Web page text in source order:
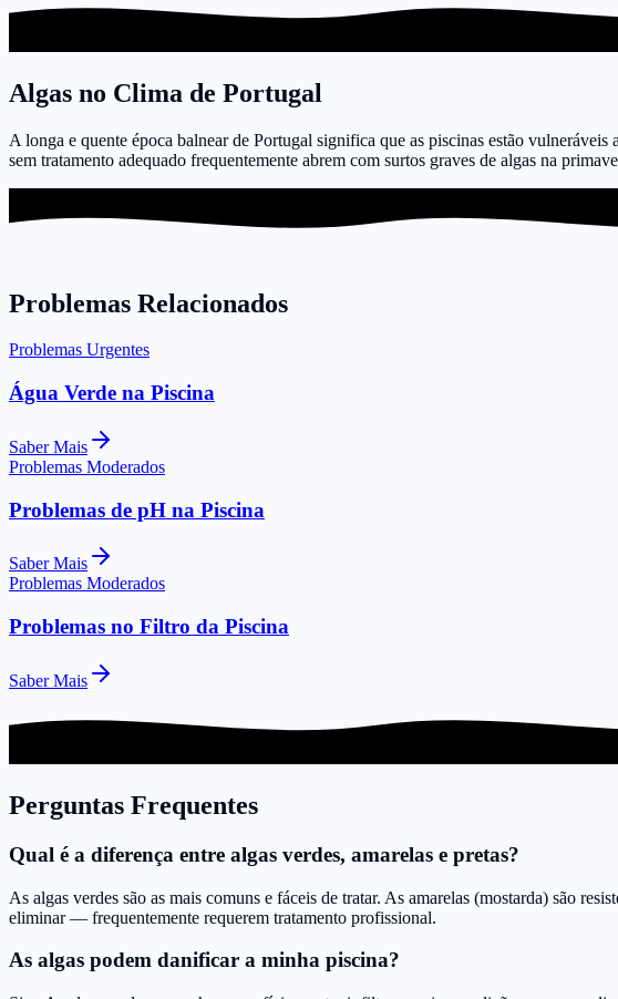
Algas no Clima de Portugal
A longa e quente época balnear de Portugal significa que as piscinas estão
sem tratamento adequado frequentemente abrem com surtos graves de algas na
Problemas Relacionados
Problemas Urgentes
Água Verde na Piscina
Saber Mais
Problemas Moderados
Problemas de pH na Piscina
Saber Mais
Problemas Moderados
Problemas no Filtro da Piscina
Saber Mais
Perguntas Frequentes
Qual é a diferença entre algas verdes, amarelas e pretas?
As algas verdes são as mais comuns e fáceis de tratar. As amarelas (mostarda) são
eliminar — frequentemente requerem tratamento profissional.
As algas podem danificar a minha piscina?